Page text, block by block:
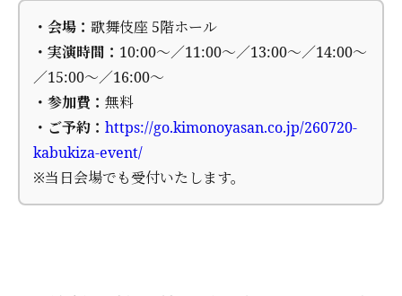
・会場： 歌舞伎座 5階ホール
・実演時間： 10:00～／11:00～／13:00～／14:00～
／15:00～／16:00～
・参加費： 無料
・ご予約： https://go.kimonoyasan.co.jp/260720-
kabukiza-event/
※当日会場でも受付いたします。